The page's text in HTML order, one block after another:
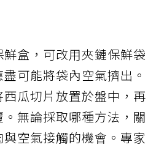
盒，可改用夾鏈保鮮袋
可能將袋內空氣擠出。
瓜切片放置於盤中，再
無論採取哪種方法，關
空氣接觸的機會。專家